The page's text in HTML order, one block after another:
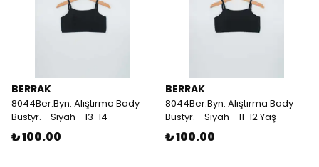
BERRAK
8044Ber.Byn. Alıştırma Bady
Bustyr. - Siyah - 13-14
₺ 100.00
BERRAK
8044Ber.Byn. Alıştırma Bady
Bustyr. - Siyah - 11-12 Yaş
₺ 100.00